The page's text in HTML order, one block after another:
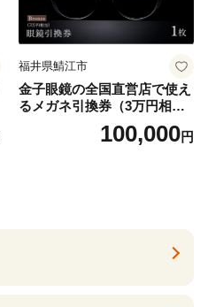
福井県鯖江市
金子眼鏡の全国直営店で使え
るメガネ引換券（3万円相
100,000円